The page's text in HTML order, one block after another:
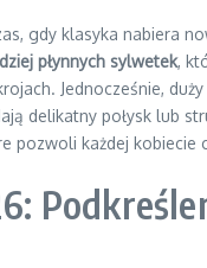
gdy klasyka nabiera
płynnych sylwetek,
Jednocześnie,
delikatny połysk
pozwoli każdej